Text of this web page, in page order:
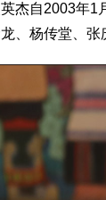
自2003年1月
、杨传堂、张